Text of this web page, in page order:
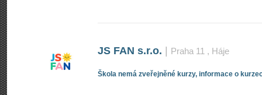
JS FAN s.r.o. Praha 11 , Háje
Škola nemá zveřejněné kurzy, informace o